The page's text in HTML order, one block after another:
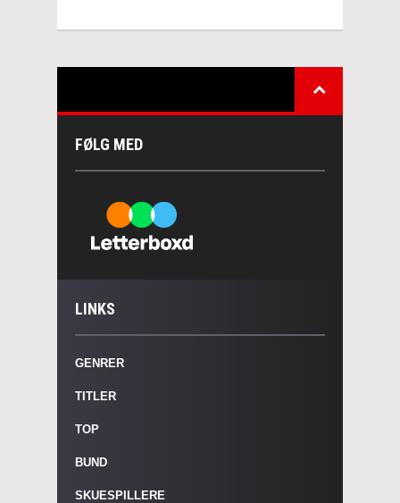
FØLG MED
LINKS
GENRER
TITLER
TOP
BUND
SKUESPILLERE